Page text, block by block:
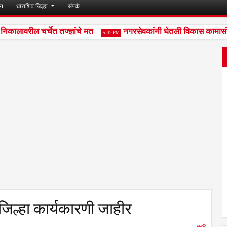
धाराशिव जिल्हा संपर्क
चर्चेत तज्ज्ञांचे मत 5:42 PM नगरसेवकांनी घेतली विकास
कार्यकारणी जाहीर